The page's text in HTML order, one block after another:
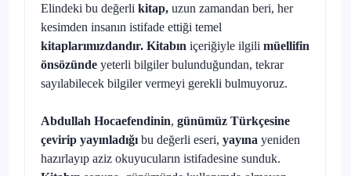
Elindeki bu değerli kitap, uzun zamandan beri, her
kesimden insanın istifade ettiği temel
kitaplarımızdandır. Kitabın içeriğiyle ilgili müellifin
önsözünde yeterli bilgiler bulunduğundan, tekrar
sayılabilecek bilgiler vermeyi gerekli bulmuyoruz.
Abdullah Hocaefendinin, günümüz Türkçesine
çevirip yayınladığı bu değerli eseri, yayına yeniden
hazırlayıp aziz okuyucuların istifadesine sunduk.